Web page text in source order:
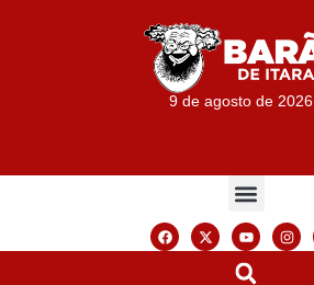
9 de agosto de 2026